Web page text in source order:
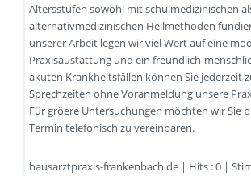
Altersstufen sowohl mit schulmedizinischen
alternativmedizinischen Heilmethoden
unserer Arbeit legen wir viel Wert auf eine
Praxisaustattung und ein freundlich-
akuten Krankheitsfällen können Sie jederzeit
Sprechzeiten ohne Voranmeldung unsere
Für gröere Untersuchungen möchten wir Sie
Termin telefonisch zu vereinbaren.
hausarztpraxis-frankenbach.de | Hits : 0 |